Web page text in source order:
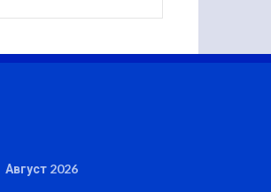
Август 2026